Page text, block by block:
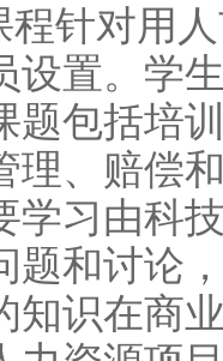
程针对用
设置。学
题包括培
理、赔偿
学习由科
题和讨论
知识在商